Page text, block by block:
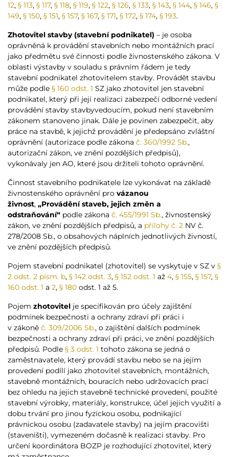
12, § 113, § 117, § 118, § 119, § 122, § 126, § 133, § 143, § 144, § 146, §
149, § 150, § 151, § 157, § 167, § 171, § 172, § 174, § 193.
Zhotovitel stavby (stavební podnikatel) – je osoba
oprávněná k provádění stavebních nebo montážních prací
jako předmětu své činnosti podle živnostenského zákona. V
oblasti výstavby v souladu s právním řádem je tedy
stavební podnikatel zhotovitelem stavby. Provádět stavbu
může podle § 160 odst. 1 SZ jako zhotovitel jen stavební
podnikatel, který při její realizaci zabezpečí odborné vedení
provádění stavby stavbyvedoucím, pokud není stavebním
zákonem stanoveno jinak. Dále je povinen zabezpečit, aby
práce na stavbě, k jejichž provádění je předepsáno zvláštní
oprávnění (autorizace podle zákona č. 360/1992 Sb.,
autorizační zákon, ve znění pozdějších předpisů),
vykonávaly jen AO, které jsou držiteli tohoto oprávnění.
Činnost stavebního podnikatele lze vykonávat na základě
živnostenského oprávnění pro vázanou
živnost, „Provádění staveb, jejich změn a
odstraňování“ podle zákona č. 455/1991 Sb., živnostenský
zákon, ve znění pozdějších předpisů, a přílohy č. 2 NV č.
278/2008 Sb., o obsahových náplních jednotlivých živností,
ve znění pozdějších předpisů.
Pojem stavební podnikatel (zhotovitel) se vyskytuje v SZ v §
2 odst. 2 písm. b, § 142 odst. 3, § 152 odst. 1 až 4, § 155, § 157, §
160 odst. 1 a 2, § 180 odst. 1 až 5.
Pojem zhotovitel je specifikován pro účely zajištění
podmínek bezpečnosti a ochrany zdraví při práci i
v zákoně č. 309/2006 Sb., o zajištění dalších podmínek
bezpečnosti a ochrany zdraví při práci, ve znění pozdějších
předpisů. Podle § 3 odst. 1 tohoto zákona se jedná o
zaměstnavatele, který provádí stavbu nebo se na jejím
provedení podílí jako zhotovitel stavebních, montážních,
stavebně montážních, bouracích nebo udržovacích prací
bez ohledu na jejich stavebně technické provedení, použité
stavební výrobky, materiály, konstrukce, účel jejich využití a
dobu trvání pro jinou fyzickou osobu, podnikající
právnickou osobu (zadavatele stavby) na jejím pracovišti
(staveništi), vymezeném dočasně k realizaci stavby. Pro
určení koordinátora BOZP je rozhodující zhotovitel, který